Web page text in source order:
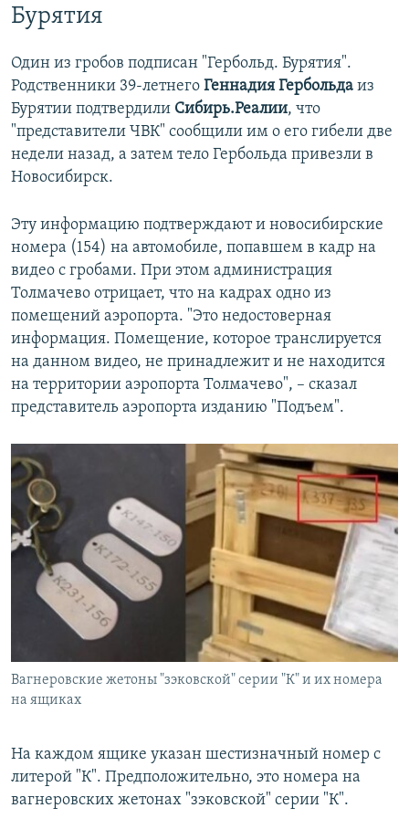
Бурятия
Один из гробов подписан "Гербольд. Бурятия".
Родственники 39-летнего Геннадия Гербольда из
Бурятии подтвердили Сибирь.Реалии, что
"представители ЧВК" сообщили им о его гибели две
недели назад, а затем тело Гербольда привезли в
Новосибирск.
Эту информацию подтверждают и новосибирские
номера (154) на автомобиле, попавшем в кадр на
видео с гробами. При этом администрация
Толмачево отрицает, что на кадрах одно из
помещений аэропорта. "Это недостоверная
информация. Помещение, которое транслируется
на данном видео, не принадлежит и не находится
на территории аэропорта Толмачево", – сказал
представитель аэропорта изданию "Подъем".
Вагнеровские жетоны "зэковской" серии "К" и их номера
на ящиках
На каждом ящике указан шестизначный номер с
литерой "К". Предположительно, это номера на
вагнеровских жетонах "зэковской" серии "К".